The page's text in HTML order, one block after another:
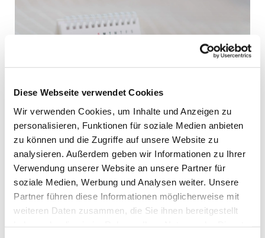
Diese Webseite verwendet Cookies
Wir verwenden Cookies, um Inhalte und Anzeigen zu
personalisieren, Funktionen für soziale Medien anbieten
zu können und die Zugriffe auf unsere Website zu
analysieren. Außerdem geben wir Informationen zu Ihrer
Verwendung unserer Website an unsere Partner für
soziale Medien, Werbung und Analysen weiter. Unsere
Partner führen diese Informationen möglicherweise mit
weiteren Daten zusammen, die Sie ihnen bereitgestellt
Dienstag, 7. September 2027,
18:30 Uhr
St. Bonifatius, Bahnhofstraße 38,
44623 Herne